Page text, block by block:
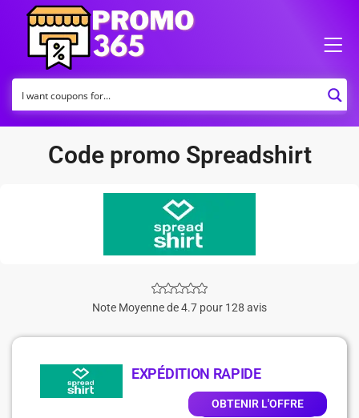
Code promo Spreadshirt
Note Moyenne de 4.7 pour 128 avis
EXPÉDITION RAPIDE
OBTENIR L'OFFRE